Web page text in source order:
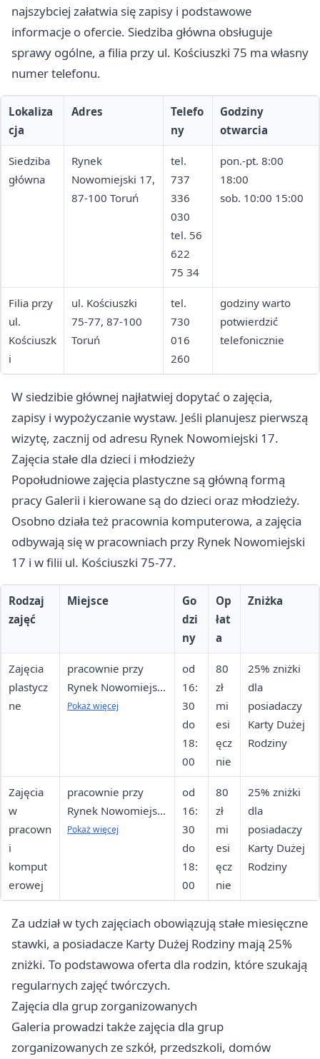
najszybciej załatwia się zapisy i podstawowe
informacje o ofercie. Siedziba główna obsługuje
sprawy ogólne, a filia przy ul. Kościuszki 75 ma własny
numer telefonu.
Lokaliza
cja
Adres
Telefo
ny
Godziny
otwarcia
Siedziba
główna
Rynek
Nowomiejski 17,
87-100 Toruń
tel.
737
336
030
tel. 56
622
75 34
pon.-pt. 8:00
18:00
sob. 10:00 15:00
Filia przy
ul.
Kościuszk
i
ul. Kościuszki
75-77, 87-100
Toruń
tel.
730
016
260
godziny warto
potwierdzić
telefonicznie
W siedzibie głównej najłatwiej dopytać o zajęcia,
zapisy i wypożyczanie wystaw. Jeśli planujesz pierwszą
wizytę, zacznij od adresu Rynek Nowomiejski 17.
Zajęcia stałe dla dzieci i młodzieży
Popołudniowe zajęcia plastyczne są główną formą
pracy Galerii i kierowane są do dzieci oraz młodzieży.
Osobno działa też pracownia komputerowa, a zajęcia
odbywają się w pracowniach przy Rynek Nowomiejski
17 i w filii ul. Kościuszki 75-77.
Rodzaj
zajęć
Miejsce
Go
dzi
ny
Op
łat
a
Zniżka
Zajęcia
plastycz
ne
pracownie przy
Rynek Nowomiejski
17 oraz w filii ul.
Pokaż więcej
od
16:
30
do
18:
00
80
zł
mi
esi
ęcz
nie
25% zniżki
dla
posiadaczy
Karty Dużej
Rodziny
Zajęcia
w
pracown
i
komput
erowej
pracownie przy
Rynek Nowomiejski
17 oraz w filii ul.
Pokaż więcej
od
16:
30
do
18:
00
80
zł
mi
esi
ęcz
nie
25% zniżki
dla
posiadaczy
Karty Dużej
Rodziny
Za udział w tych zajęciach obowiązują stałe miesięczne
stawki, a posiadacze Karty Dużej Rodziny mają 25%
zniżki. To podstawowa oferta dla rodzin, które szukają
regularnych zajęć twórczych.
Zajęcia dla grup zorganizowanych
Galeria prowadzi także zajęcia dla grup
zorganizowanych ze szkół, przedszkoli, domów